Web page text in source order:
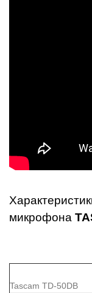
микрофона
Tascam TD-50DB